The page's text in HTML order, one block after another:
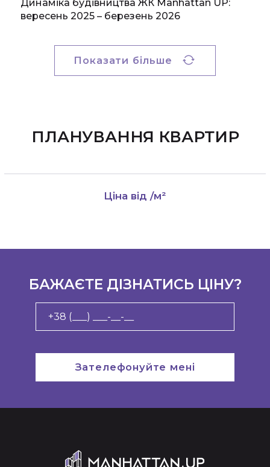
Динаміка будівництва ЖК Manhattan UP:
вересень 2025 – березень 2026
Показати більше
ПЛАНУВАННЯ КВАРТИР
Ціна від /м²
БАЖАЄТЕ ДІЗНАТИСЬ ЦІНУ?
Зателефонуйте мені